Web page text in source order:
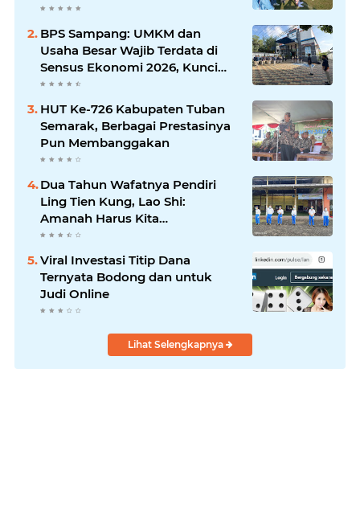
Jatim Syaifullah Mahdi: Ajang
Komunikasi Antar-Kades untuk
Memajukan Desa
BPS Sampang: UMKM dan
Usaha Besar Wajib Terdata di
Sensus Ekonomi 2026, Kunci
Kebijakan Tepat Sasaran
HUT Ke-726 Kabupaten Tuban
Semarak, Berbagai Prestasinya
Pun Membanggakan
Dua Tahun Wafatnya Pendiri
Ling Tien Kung, Lao Shi:
Amanah Harus Kita
Laksanakan!
Viral Investasi Titip Dana
Ternyata Bodong dan untuk
Judi Online
Lihat Selengkapnya